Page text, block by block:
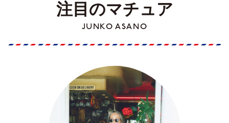
注目のマチュア
JUNKO ASANO